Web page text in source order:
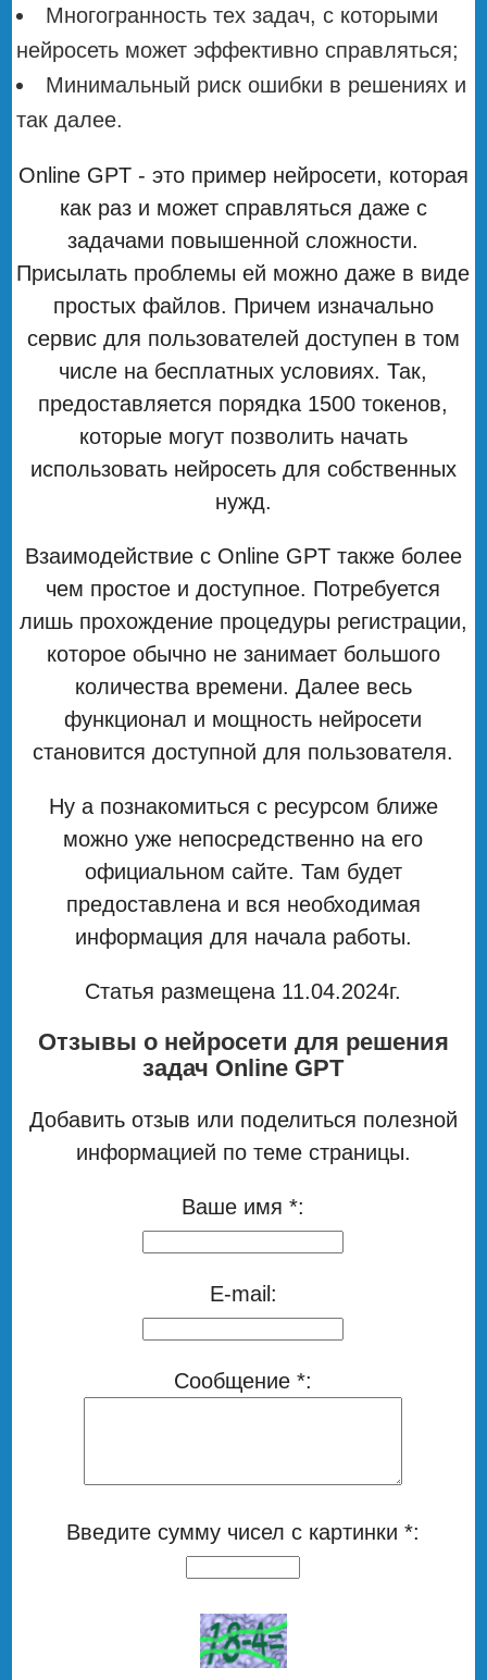
Многогранность тех задач, с которыми
нейросеть может эффективно справляться;
Минимальный риск ошибки в решениях и
так далее.
Online GPT - это пример нейросети, которая
как раз и может справляться даже с
задачами повышенной сложности.
Присылать проблемы ей можно даже в виде
простых файлов. Причем изначально
сервис для пользователей доступен в том
числе на бесплатных условиях. Так,
предоставляется порядка 1500 токенов,
которые могут позволить начать
использовать нейросеть для собственных
нужд.
Взаимодействие с Online GPT также более
чем простое и доступное. Потребуется
лишь прохождение процедуры регистрации,
которое обычно не занимает большого
количества времени. Далее весь
функционал и мощность нейросети
становится доступной для пользователя.
Ну а познакомиться с ресурсом ближе
можно уже непосредственно на его
официальном сайте. Там будет
предоставлена и вся необходимая
информация для начала работы.
Статья размещена 11.04.2024г.
Отзывы о нейросети для решения
задач Online GPT
Добавить отзыв или поделиться полезной
информацией по теме страницы.
Ваше имя *:
E-mail:
Сообщение *:
Введите сумму чисел с картинки *: